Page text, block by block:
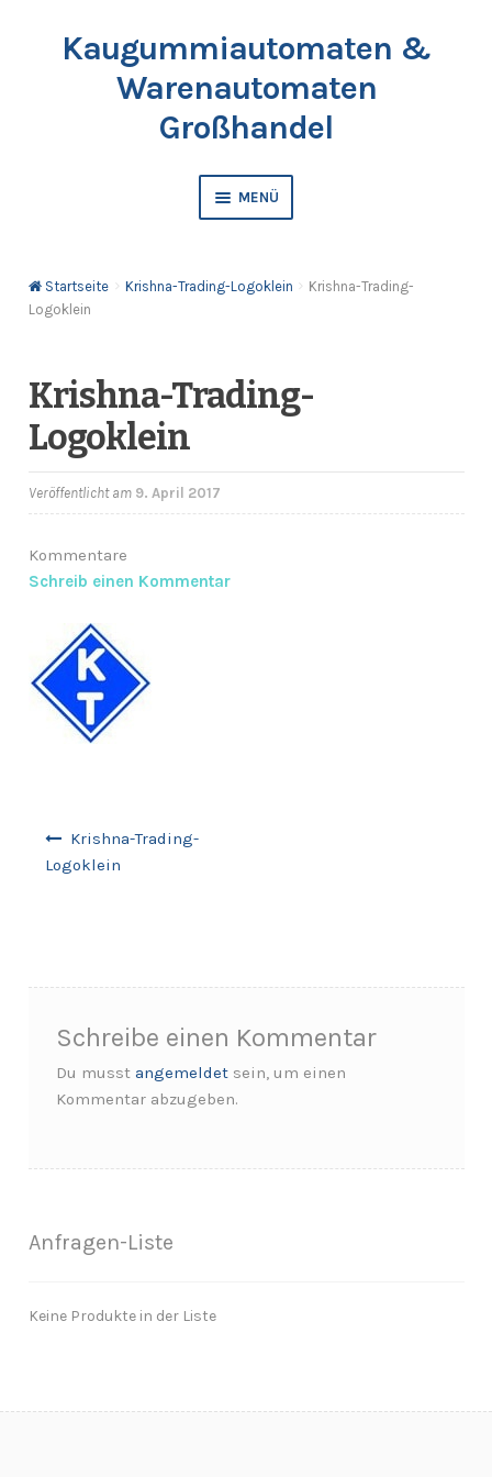
SpringeKaugummiautomaten &
Warenautomaten
Großhandel
MENÜ
Kaugummis
Kapselfüllware
Katalog & Preisliste bestellen
Startseite Krishna-Trading-Logoklein
Krishna-Trading-
Logoklein
Krishna-Trading-
Logoklein
Veröffentlicht am 9. April 2017
Kommentare
Schreib einen Kommentar
Krishna-Trading-
Logoklein
Schreibe einen Kommentar
Du musst angemeldet sein, um einen
Kommentar abzugeben.
Anfragen-Liste
Keine Produkte in der Liste